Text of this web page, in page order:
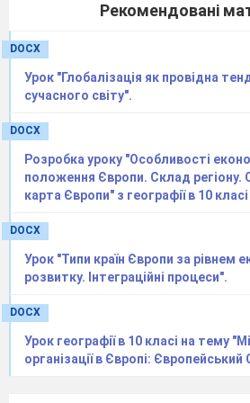
ів), визначення його (їхніх)
загальних рис;
зосереджених на ній
суспільства в цілому, на окремі
Нині в Україні немає
регіональної політики України та
стимулювання розвитку регіонів"
терміном "регіон" у цих
Києва та Севастополя. Саме в
"регіон" набув поширення у
державного управління та
Рекомендовані
DOCX
Урок "Глобалізація як провідна
сучасного світу".
DOCX
Розробка уроку "Особливості
положення Європи. Склад регіону.
карта Європи" з географії в 10 класі
DOCX
Урок "Типи країн Європи за рівнем
розвитку. Інтеграційні процеси".
DOCX
Урок географії в 10 класі на тему
організації в Європі: